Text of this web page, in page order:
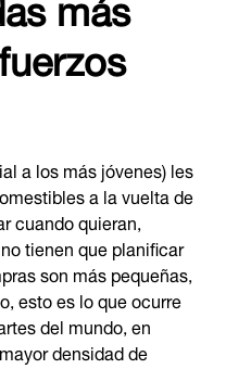
a los más jóvenes) les
a la vuelta de
cuando quieran,
tienen que planificar
son más pequeñas,
esto es lo que ocurre
del mundo, en
densidad de